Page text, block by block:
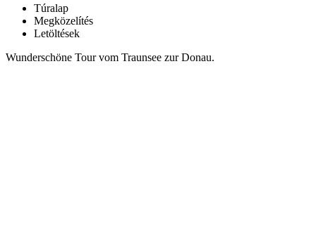
Túralap
Megközelítés
Letöltések
Wunderschöne Tour vom Traunsee zur Donau.